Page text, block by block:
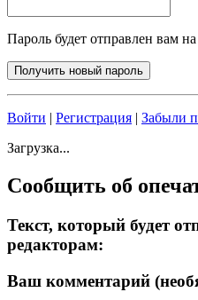
Пароль будет отправлен вам
Войти | Регистрация | Забыли
Загрузка...
Сообщить об
Текст, который будет
редакторам:
Ваш комментарий